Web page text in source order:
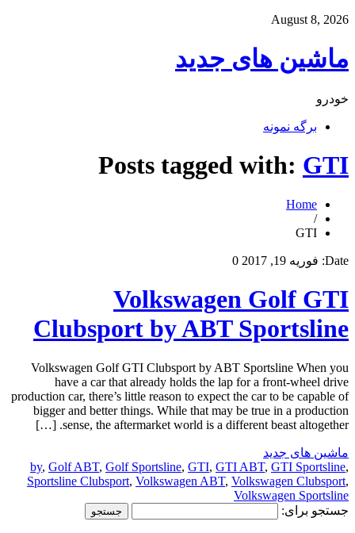
August 8, 2026
ماشین های جدید
خودرو
برگه نمونه
Posts tagged with: GTI
Home
/
GTI
Date: فوریه 19, 2017 0
Volkswagen Golf GTI
Clubsport by ABT Sportsline
Volkswagen Golf GTI Clubsport by ABT Sportsline When you
have a car that already holds the lap for a front-wheel drive
production car, there’s little reason to expect the car to be capable of
bigger and better things. While that may be true in a production
sense, the aftermarket world is a different beast altogether. […]
ماشین های جدید
by, Golf ABT, Golf Sportsline, GTI, GTI ABT, GTI Sportsline,
Sportsline Clubsport, Volkswagen ABT, Volkswagen Clubsport,
Volkswagen Sportsline
جستجو برای: